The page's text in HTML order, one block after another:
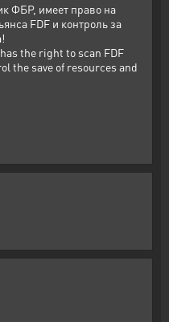
ФБР, имеет право на
FDF и контроль за
the right to scan FDF
the save of resources and